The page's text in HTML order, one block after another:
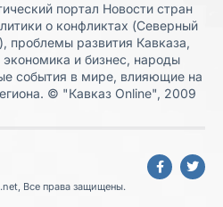
портал Новости стран
о конфликтах (Северный
проблемы развития Кавказа,
экономика и бизнес, народы
события в мире, влияющие на
© "Кавказ Online", 2009
Все права защищены.